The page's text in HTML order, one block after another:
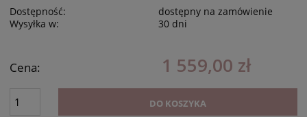
Dostępność:
dostępny na zamówienie
Wysyłka w:
30 dni
Cena: 1 559,00 zł
DO KOSZYKA